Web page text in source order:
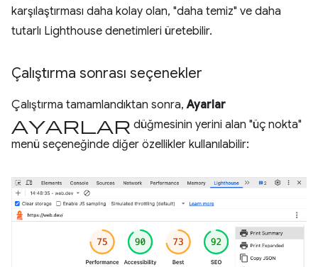
karşılaştırması daha kolay olan, "daha temiz" ve daha
tutarlı Lighthouse denetimleri üretebilir.
Çalıştırma sonrası seçenekler
Çalıştırma tamamlandıktan sonra,Ayarlar
ayarlar düğmesinin yerini alan "üç nokta"
menü seçeneğinde diğer özellikler kullanılabilir: